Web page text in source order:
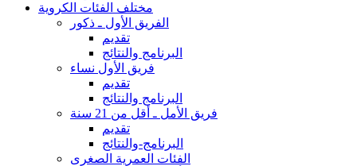
مختلف الفئات الكروية
الفريق الأول ـ ذكور
تقديم
البرنامج والنتائج
فريق الأول نساء
تقديم
البرنامج والنتائج
فريق الأمل ـ أقل من 21 سنة
تقديم
البرنامج-والنتائج
الفئات العمرية الصغرى